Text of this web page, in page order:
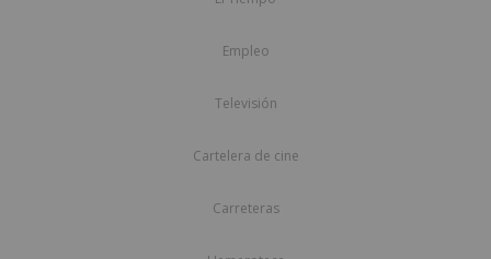
Empleo
Televisión
Cartelera de cine
Carreteras